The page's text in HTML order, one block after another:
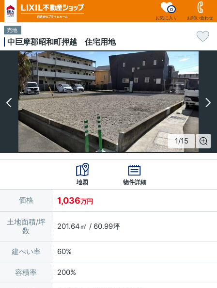
お気に入り
0
お問い合わせ
売地
中巨摩郡昭和町押越 住宅用地
1/15
地図 物件詳細
価格 1,036万円
土地面積/坪
数
201.64㎡ / 60.99坪
建ぺい率 60%
容積率 200%